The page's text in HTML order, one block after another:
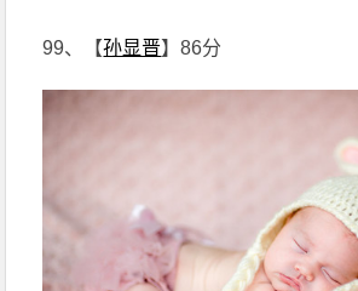
99、【孙显晋】86分